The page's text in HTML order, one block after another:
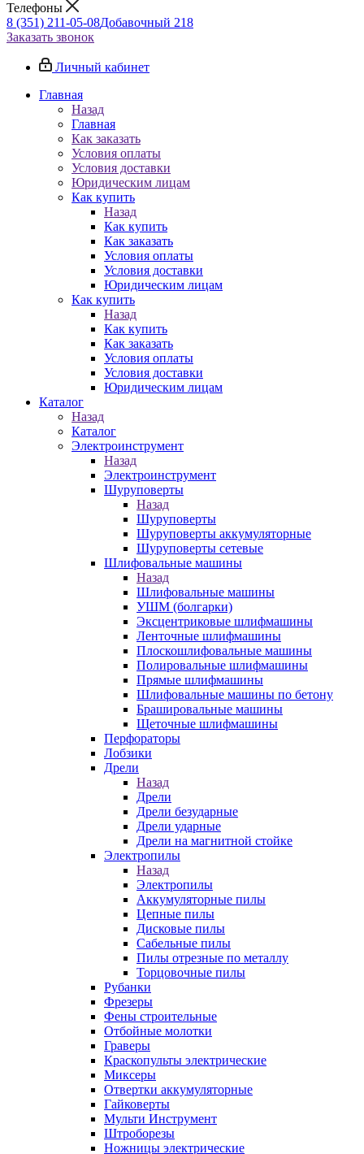
Телефоны
8 (351) 211-05-08Добавочный 218
Заказать звонок
Личный кабинет
Главная
Назад
Главная
Как заказать
Условия оплаты
Условия доставки
Юридическим лицам
Как купить
Назад
Как купить
Как заказать
Условия оплаты
Условия доставки
Юридическим лицам
Как купить
Назад
Как купить
Как заказать
Условия оплаты
Условия доставки
Юридическим лицам
Каталог
Назад
Каталог
Электроинструмент
Назад
Электроинструмент
Шуруповерты
Назад
Шуруповерты
Шуруповерты аккумуляторные
Шуруповерты сетевые
Шлифовальные машины
Назад
Шлифовальные машины
УШМ (болгарки)
Эксцентриковые шлифмашины
Ленточные шлифмашины
Плоскошлифовальные машины
Полировальные шлифмашины
Прямые шлифмашины
Шлифовальные машины по бетону
Брашировальные машины
Щеточные шлифмашины
Перфораторы
Лобзики
Дрели
Назад
Дрели
Дрели безударные
Дрели ударные
Дрели на магнитной стойке
Электропилы
Назад
Электропилы
Аккумуляторные пилы
Цепные пилы
Дисковые пилы
Сабельные пилы
Пилы отрезные по металлу
Торцовочные пилы
Рубанки
Фрезеры
Фены строительные
Отбойные молотки
Граверы
Краскопульты электрические
Миксеры
Отвертки аккумуляторные
Гайковерты
Мульти Инструмент
Штроборезы
Ножницы электрические